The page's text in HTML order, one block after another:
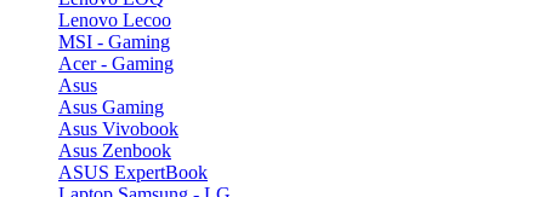
Lenovo Lecoo
MSI - Gaming
Acer - Gaming
Asus
Asus Gaming
Asus Vivobook
Asus Zenbook
ASUS ExpertBook